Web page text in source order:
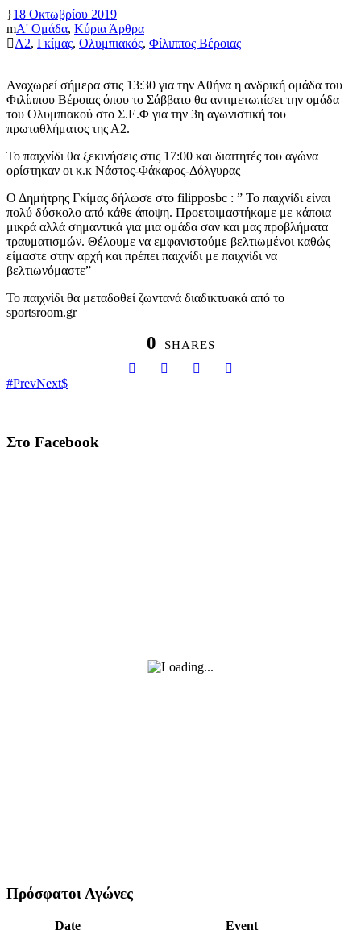
18 Οκτωβρίου 2019
Α' Ομάδα, Κύρια Άρθρα
Α2, Γκίμας, Ολυμπιακός, Φίλιππος Βέροιας
Αναχωρεί σήμερα στις 13:30 για την Αθήνα η ανδρική ομάδα του
Φιλίππου Βέροιας όπου το Σάββατο θα αντιμετωπίσει την ομάδα
του Ολυμπιακού στο Σ.Ε.Φ για την 3η αγωνιστική του
πρωταθλήματος της Α2.
Το παιχνίδι θα ξεκινήσεις στις 17:00 και διαιτητές του αγώνα
ορίστηκαν οι κ.κ Νάστος-Φάκαρος-Δόλγυρας
Ο Δημήτρης Γκίμας δήλωσε στο filipposbc : ” Το παιχνίδι είναι
πολύ δύσκολο από κάθε άποψη. Προετοιμαστήκαμε με κάποια
μικρά αλλά σημαντικά για μια ομάδα σαν και μας προβλήματα
τραυματισμών. Θέλουμε να εμφανιστούμε βελτιωμένοι καθώς
είμαστε στην αρχή και πρέπει παιχνίδι με παιχνίδι να
βελτιωνόμαστε”
Το παιχνίδι θα μεταδοθεί ζωντανά διαδικτυακά από το
sportsroom.gr
0 SHARES
PrevNext
Στο Facebook
Πρόσφατοι Αγώνες
Date Event